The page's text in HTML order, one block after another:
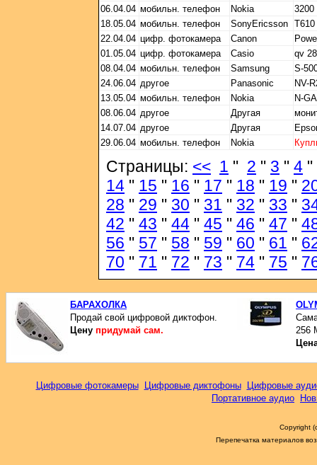
06.04.04 мобильн. телефон Nokia
3200
18.05.04 мобильн. телефон SonyEricsson T610
22.04.04 цифр. фотокамера Canon
01.05.04 цифр. фотокамера Casio
qv
08.04.04 мобильн. телефон Samsung
S-
24.06.04 другое Panasonic
NV-
13.05.04 мобильн. телефон Nokia
N-
08.06.04 другое Другая
14.07.04 другое Другая
29.06.04 мобильн. телефон Nokia
Страницы: << 1 " 2 " 3 " 4 "
14 " 15 " 16 " 17 " 18 " 19 "
28 " 29 " 30 " 31 " 32 " 33 "
42 " 43 " 44 " 45 " 46 " 47 "
56 " 57 " 58 " 59 " 60 " 61 "
70 " 71 " 72 " 73 " 74 " 75 "
БАРАХОЛКА
Продай свой цифровой диктофон.
Цену придумай сам.
256
Цифровые фотокамеры Цифровые диктофоны
Цифровые
Портативное аудио
Copyright
Перепечатка материалов